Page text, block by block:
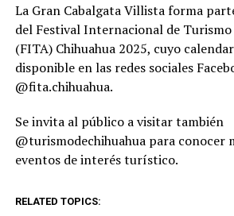
La Gran Cabalgata Villista forma
del Festival Internacional de
(FITA) Chihuahua 2025, cuyo
disponible en las redes sociales
@fita.chihuahua.
Se invita al público a visitar también
@turismodechihuahua para conocer
eventos de interés turístico.
RELATED TOPICS: